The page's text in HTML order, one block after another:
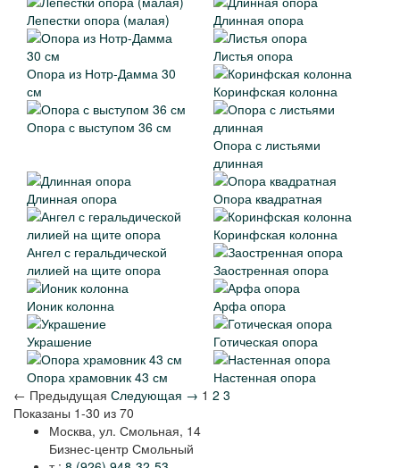
Лепестки опора (малая)
Длинная опора
Опора из Нотр-Дамма 30
см
Листья опора
Коринфская колонна
Опора с выступом 36 см
Опора с листьями
длинная
Длинная опора
Опора квадратная
Ангел с геральдической
лилией на щите опора
Коринфская колонна
Заостренная опора
Ионик колонна
Арфа опора
Украшение
Готическая опора
Опора храмовник 43 см
Настенная опора
← Предыдущая Следующая → 1 2 3
Показаны 1-30 из 70
Москва, ул. Смольная, 14
Бизнес-центр Смольный